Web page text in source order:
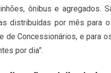
ônibus e agregados.
distribuídas por mês para
de Concessionários, e para
por dia”.